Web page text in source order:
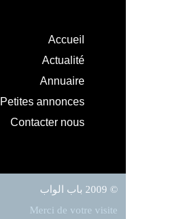
Accueil
Actualité
Annuaire
Petites annonces
Contacter nous
© 2009 باب الواب
Merci de votre visite